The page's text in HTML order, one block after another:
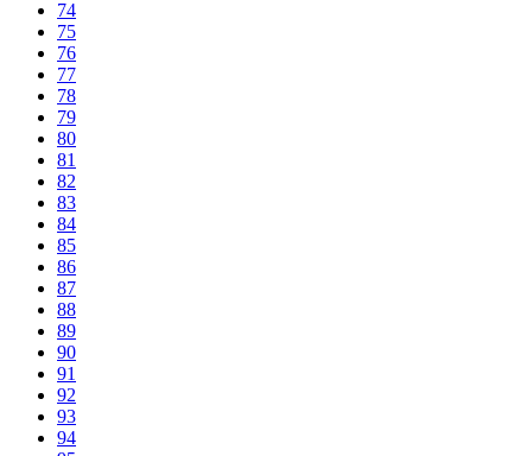
74
75
76
77
78
79
80
81
82
83
84
85
86
87
88
89
90
91
92
93
94